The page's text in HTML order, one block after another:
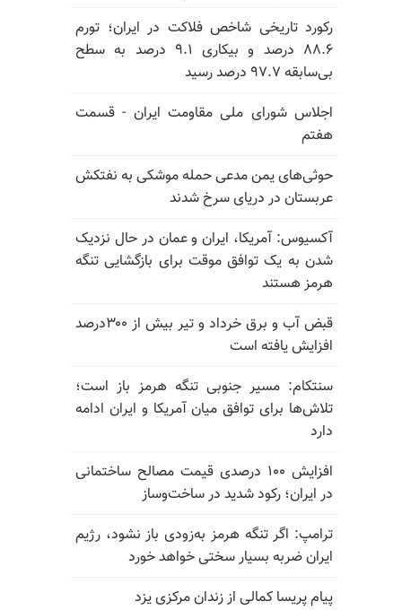
رکورد تاریخی شاخص فلاکت در ایران؛ تورم
۸۸.۶ درصد و بیکاری ۹.۱ درصد به سطح
بی‌سابقه ۹۷.۷ درصد رسید
اجلاس شورای ملی مقاومت ایران - قسمت
هفتم
حوثی‌های یمن مدعی حمله موشکی به نفتکش
عربستان در دریای سرخ شدند
آکسیوس: آمریکا، ایران و عمان در حال نزدیک
شدن به یک توافق موقت برای بازگشایی تنگه
هرمز هستند
قبض آب و برق خرداد و تیر بیش از ۳۰۰درصد
افزایش یافته است
سنتکام: مسیر جنوبی تنگه هرمز باز است؛
تلاش‌ها برای توافق میان آمریکا و ایران ادامه
دارد
افزایش ۱۰۰ درصدی قیمت مصالح ساختمانی
در ایران؛ رکود شدید در ساخت‌وساز
ترامپ: اگر تنگه هرمز به‌زودی باز نشود، رژیم
ایران ضربه بسیار سختی خواهد خورد
پیام پریسا کمالی از زندان مرکزی یزد